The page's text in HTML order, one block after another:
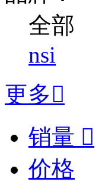
全部
nsi
更多
销量 
价格